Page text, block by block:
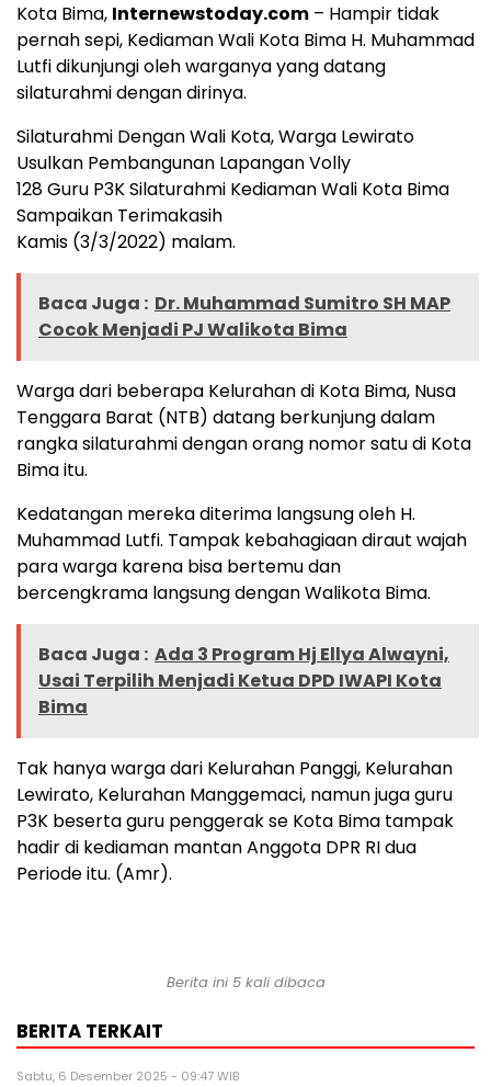
Kota Bima, Internewstoday.com – Hampir tidak
pernah sepi, Kediaman Wali Kota Bima H. Muhammad
Lutfi dikunjungi oleh warganya yang datang
silaturahmi dengan dirinya.
Silaturahmi Dengan Wali Kota, Warga Lewirato
Usulkan Pembangunan Lapangan Volly
128 Guru P3K Silaturahmi Kediaman Wali Kota Bima
Sampaikan Terimakasih
Kamis (3/3/2022) malam.
Baca Juga : Dr. Muhammad Sumitro SH MAP
Cocok Menjadi PJ Walikota Bima
Warga dari beberapa Kelurahan di Kota Bima, Nusa
Tenggara Barat (NTB) datang berkunjung dalam
rangka silaturahmi dengan orang nomor satu di Kota
Bima itu.
Kedatangan mereka diterima langsung oleh H.
Muhammad Lutfi. Tampak kebahagiaan diraut wajah
para warga karena bisa bertemu dan
bercengkrama langsung dengan Walikota Bima.
Baca Juga : Ada 3 Program Hj Ellya Alwayni,
Usai Terpilih Menjadi Ketua DPD IWAPI Kota
Bima
Tak hanya warga dari Kelurahan Panggi, Kelurahan
Lewirato, Kelurahan Manggemaci, namun juga guru
P3K beserta guru penggerak se Kota Bima tampak
hadir di kediaman mantan Anggota DPR RI dua
Periode itu. (Amr).
Berita ini 5 kali dibaca
BERITA TERKAIT
Sabtu, 6 Desember 2025 - 09:47 WIB